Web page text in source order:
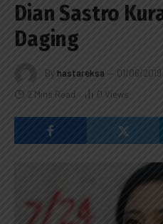
Dian Sastro
Daging
By hastareksa 01/06/2019
2 Mins Read 0 Views